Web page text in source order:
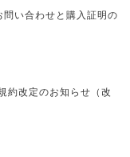
い合わせと購入証明の
約改定のお知らせ（改